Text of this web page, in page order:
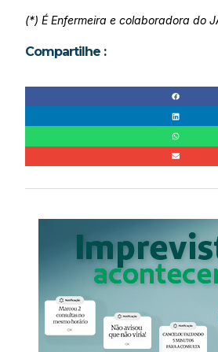
(*) É Enfermeira e colaboradora do
Compartilhe :